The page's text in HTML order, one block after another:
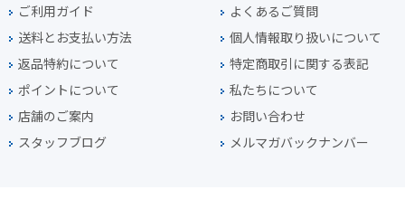
ご利用ガイド
よくあるご質問
送料とお支払い方法
個人情報取り扱いについて
返品特約について
特定商取引に関する表記
ポイントについて
私たちについて
店舗のご案内
お問い合わせ
スタッフブログ
メルマガバックナンバー